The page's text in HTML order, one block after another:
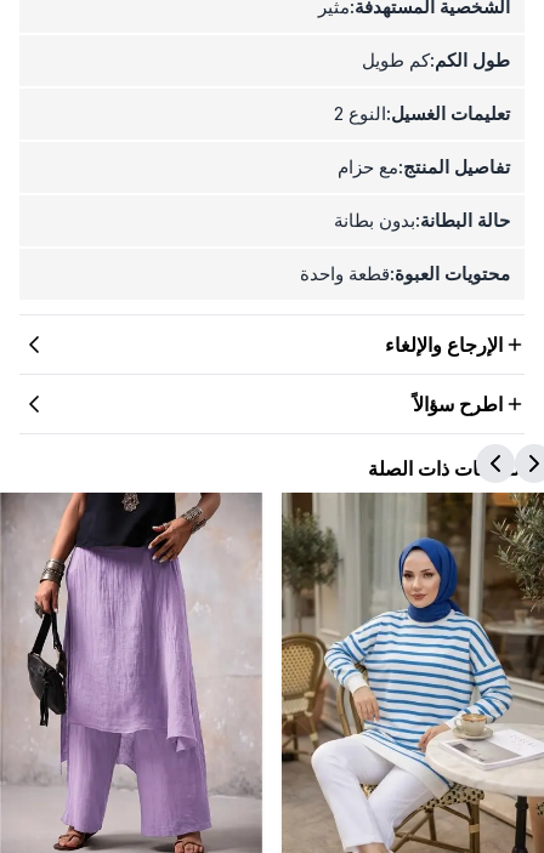
الشخصية المستهدفة:مثير
طول الكم:كم طويل
تعليمات الغسيل:النوع 2
تفاصيل المنتج:مع حزام
حالة البطانة:بدون بطانة
محتويات العبوة:قطعة واحدة
الإرجاع والإلغاء
اطرح سؤالاً
المنتجات ذات الصلة